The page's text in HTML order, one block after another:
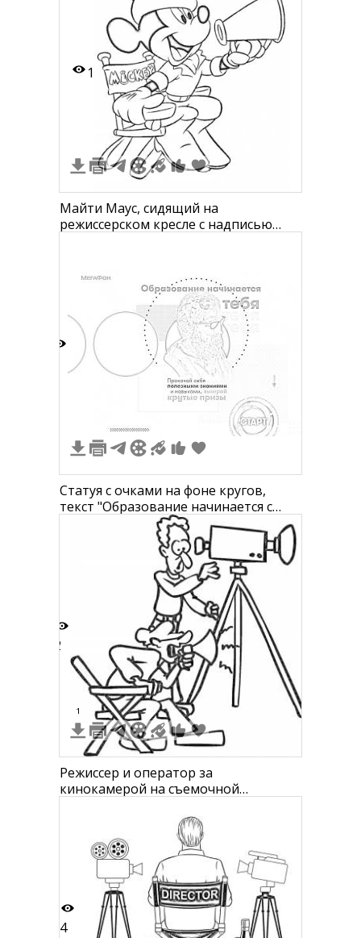
1
Майти Маус, сидящий на
режиссерском кресле с надписью
Статуя с очками на фоне кругов,
текст "Образование начинается с
тебя", логотип Мегафон, кнопка
2
1
Режиссер и оператор за
кинокамерой на съемочной
4